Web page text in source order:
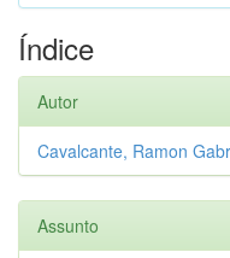
Índice
Autor
Cavalcante, Ramon
Assunto